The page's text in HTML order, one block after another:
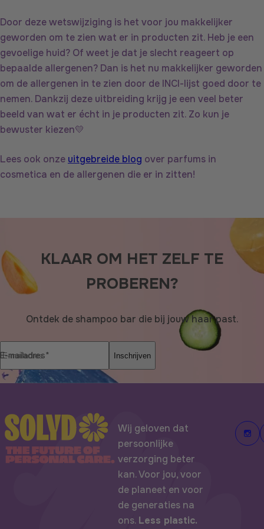
Door deze wetswijziging is het voor jou makkelijker
geworden om te zien wat er in producten zit. Heb je een
gevoelige huid? Of weet je dat je slecht reageert op
bepaalde allergenen? Dan is het nu makkelijker geworden
om de allergenen in te zien door de INCI-lijst goed door te
nemen. Dankzij deze uitbreiding krijg je een veel beter
beeld van wat er écht in je producten zit. Zo kun je
bewuster kiezen💛
Lees ook onze uitgebreide blog over parfums in
cosmetica en de allergenen die er in zitten!
KLAAR OM HET ZELF TE
PROBEREN?
Ontdek de shampoo bar die bij jouw haar past.
E-mailadres* Inschrijven
Wij geloven dat
persoonlijke
verzorging beter
kan. Voor jou, voor
de planeet en voor
de generaties na
ons. Less plastic.